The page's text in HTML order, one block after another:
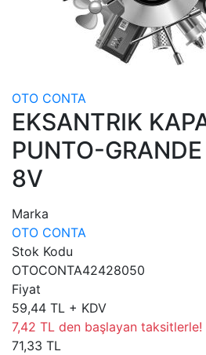
OTO CONTA
EKSANTRIK
PUNTO-
8V
Marka
OTO CONTA
Stok Kodu
OTOCONTA42428050
Fiyat
59,44 TL + KDV
7,42 TL den başlayan taksitlerle!
71,33 TL